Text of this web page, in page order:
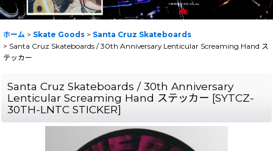
ホーム > Skate Goods > Santa Cruz Skateboards
> Santa Cruz Skateboards / 30th Anniversary Lenticular Screaming Hand ス
テッカー
Santa Cruz Skateboards / 30th Anniversary
Lenticular Screaming Hand ステッカー [SYTCZ-
30TH-LNTC STICKER]